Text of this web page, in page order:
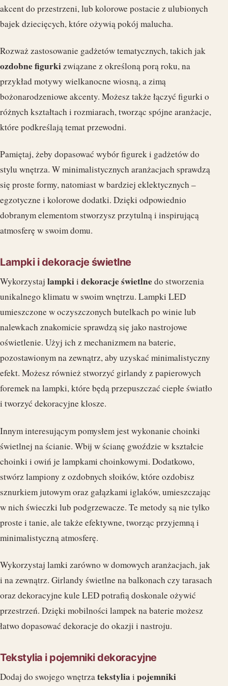
akcent do przestrzeni, lub kolorowe postacie z ulubionych
bajek dziecięcych, które ożywią pokój malucha.
Rozważ zastosowanie gadżetów tematycznych, takich jak
ozdobne figurkizwiązane z określoną porą roku, na
przykład motywy wielkanocne wiosną, a zimą
bożonarodzeniowe akcenty. Możesz także łączyć figurki o
różnych kształtach i rozmiarach, tworząc spójne aranżacje,
które podkreślają temat przewodni.
Pamiętaj, żeby dopasować wybór figurek i gadżetów do
stylu wnętrza. W minimalistycznych aranżacjach sprawdzą
się proste formy, natomiast w bardziej eklektycznych –
egzotyczne i kolorowe dodatki. Dzięki odpowiednio
dobranym elementom stworzysz przytulną i inspirującą
atmosferę w swoim domu.
Lampki i dekoracje świetlne
Wykorzystaj lampkii dekoracje świetlnedo stworzenia
unikalnego klimatu w swoim wnętrzu. Lampki LED
umieszczone w oczyszczonych butelkach po winie lub
nalewkach znakomicie sprawdzą się jako nastrojowe
oświetlenie. Użyj ich z mechanizmem na baterie,
pozostawionym na zewnątrz, aby uzyskać minimalistyczny
efekt. Możesz również stworzyć girlandy z papierowych
foremek na lampki, które będą przepuszczać ciepłe światło
i tworzyć dekoracyjne klosze.
Innym interesującym pomysłem jest wykonanie choinki
świetlnej na ścianie. Wbij w ścianę gwoździe w kształcie
choinki i owiń je lampkami choinkowymi. Dodatkowo,
stwórz lampiony z ozdobnych słoików, które ozdobisz
sznurkiem jutowym oraz gałązkami iglaków, umieszczając
w nich świeczki lub podgrzewacze. Te metody są nie tylko
proste i tanie, ale także efektywne, tworząc przyjemną i
minimalistyczną atmosferę.
Wykorzystaj lamki zarówno w domowych aranżacjach, jak
i na zewnątrz. Girlandy świetlne na balkonach czy tarasach
oraz dekoracyjne kule LED potrafią doskonale ożywić
przestrzeń. Dzięki mobilności lampek na baterie możesz
łatwo dopasować dekoracje do okazji i nastroju.
Tekstylia i pojemniki dekoracyjne
Dodaj do swojego wnętrzatekstylia i pojemniki